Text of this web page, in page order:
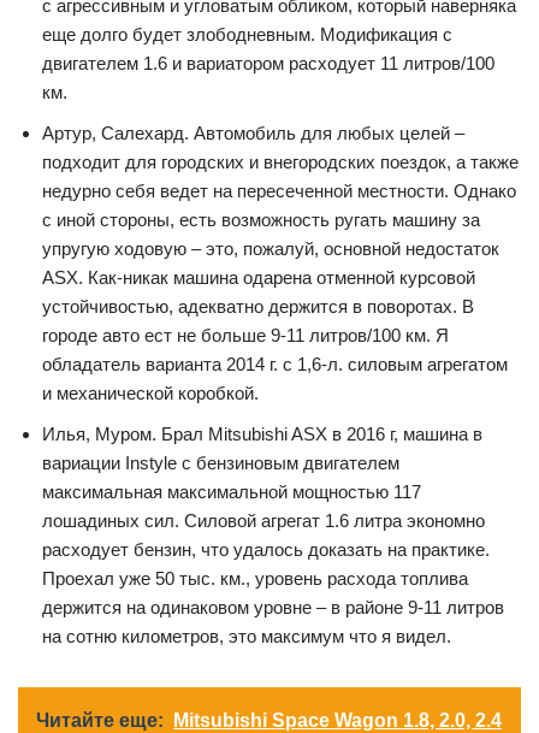
с агрессивным и угловатым обликом, который наверняка
еще долго будет злободневным. Модификация с
двигателем 1.6 и вариатором расходует 11 литров/100
км.
Артур, Салехард. Автомобиль для любых целей –
подходит для городских и внегородских поездок, а также
недурно себя ведет на пересеченной местности. Однако
с иной стороны, есть возможность ругать машину за
упругую ходовую – это, пожалуй, основной недостаток
ASX. Как-никак машина одарена отменной курсовой
устойчивостью, адекватно держится в поворотах. В
городе авто ест не больше 9-11 литров/100 км. Я
обладатель варианта 2014 г. с 1,6-л. силовым агрегатом
и механической коробкой.
Илья, Муром. Брал Mitsubishi ASX в 2016 г, машина в
вариации Instyle с бензиновым двигателем
максимальная максимальной мощностью 117
лошадиных сил. Силовой агрегат 1.6 литра экономно
расходует бензин, что удалось доказать на практике.
Проехал уже 50 тыс. км., уровень расхода топлива
держится на одинаковом уровне – в районе 9-11 литров
на сотню километров, это максимум что я видел.
Читайте еще:
Mitsubishi Space Wagon 1.8, 2.0, 2.4